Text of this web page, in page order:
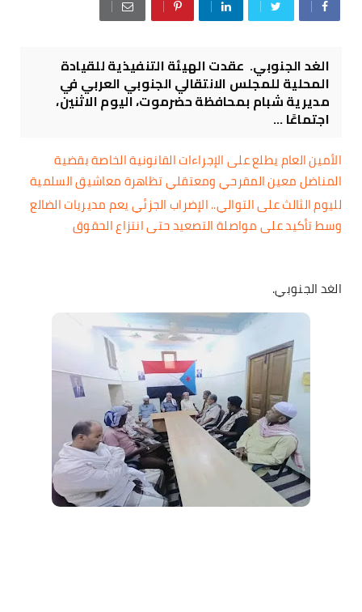
الغد الجنوبي. عقدت الهيئة التنفيذية للقيادة
المحلية للمجلس الانتقالي الجنوبي العربي في
مديرية شبام بمحافظة حضرموت، اليوم الاثنين،
اجتماعًا ...
الأمين العام يطلع على الإجراءات القانونية الخاصة بقضية
المناضل معين المقرحي ومعتقلي تظاهرة معاشيق السلمية
لليوم الثالث على التوالي.. الإضراب الجزئي يعم مديريات الضالع
وسط تأكيد على مواصلة التصعيد حتى انتزاع الحقوق
الغد الجنوبي.